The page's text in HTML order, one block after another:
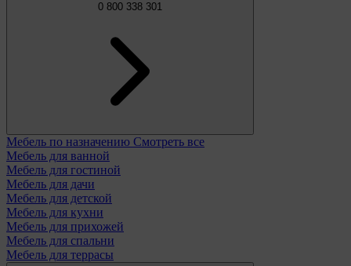
0 800 338 301
Мебель по назначению Смотреть все
Мебель для ванной
Мебель для гостиной
Мебель для дачи
Мебель для детской
Мебель для кухни
Мебель для прихожей
Мебель для спальни
Мебель для террасы